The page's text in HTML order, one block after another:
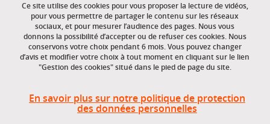
Accès réservés
Intranet des étudiants et des personnels
Ce site utilise des cookies pour vous proposer la lecture de vidéos,
pour vous permettre de partager le contenu sur les réseaux
sociaux, et pour mesurer l’audience des pages. Nous vous
donnons la possibilité d’accepter ou de refuser ces cookies. Nous
conservons votre choix pendant 6 mois. Vous pouvez changer
d’avis et modifier votre choix à tout moment en cliquant sur le lien
"Gestion des cookies" situé dans le pied de page du site.
En savoir plus sur notre politique de protection
des données personnelles